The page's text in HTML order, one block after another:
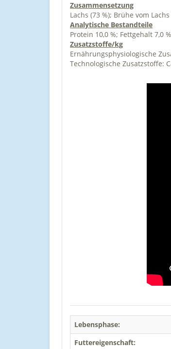
Zusammensetzung
Lachs (73 %); Brühe vom Lachs
Analytische Bestandteile
Protein 10,0 %; Fettgehalt 7,0
Zusatzstoffe/kg
Ernährungsphysiologische
Technologische Zusatzstoffe:
Lebensphase:
Futtereigenschaft: